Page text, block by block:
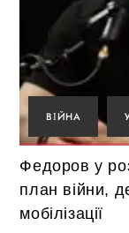
ВІЙНА
Федоров у
план війни,
мобілізації